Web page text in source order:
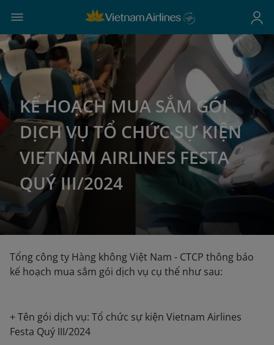
KẾ HOẠCH MUA SẮM GÓI
DỊCH VỤ TỔ CHỨC SỰ KIỆN
VIETNAM AIRLINES FESTA
QUÝ III/2024
Tổng công ty Hàng không Việt Nam - CTCP thông báo
kế hoạch mua sắm gói dịch vụ cụ thể như sau:
+ Tên gói dịch vụ: Tổ chức sự kiện Vietnam Airlines
Festa Quý III/2024